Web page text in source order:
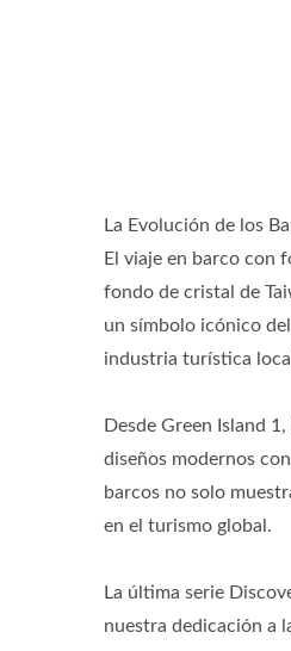
La Evolución de los
El viaje en barco con
fondo de cristal de
un símbolo icónico
industria turística
Desde Green Island
diseños modernos
barcos no solo
en el turismo global.
La última serie
nuestra dedicación a